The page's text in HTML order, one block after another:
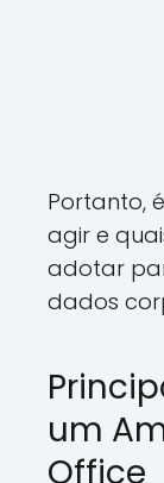
Portanto,
agir e
adotar
dados
um
Office